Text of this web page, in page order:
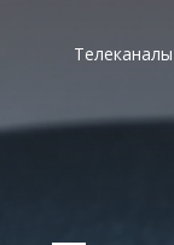
Телеканалы